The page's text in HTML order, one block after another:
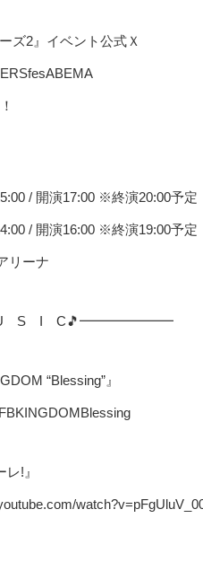
ズ2』イベント公式Ｘ
/ 開演17:00 ※終演20:00予定
/ 開演16:00 ※終演19:00予定
リーナ
S I C🎵━━━━━━━
“Blessing”』
!』